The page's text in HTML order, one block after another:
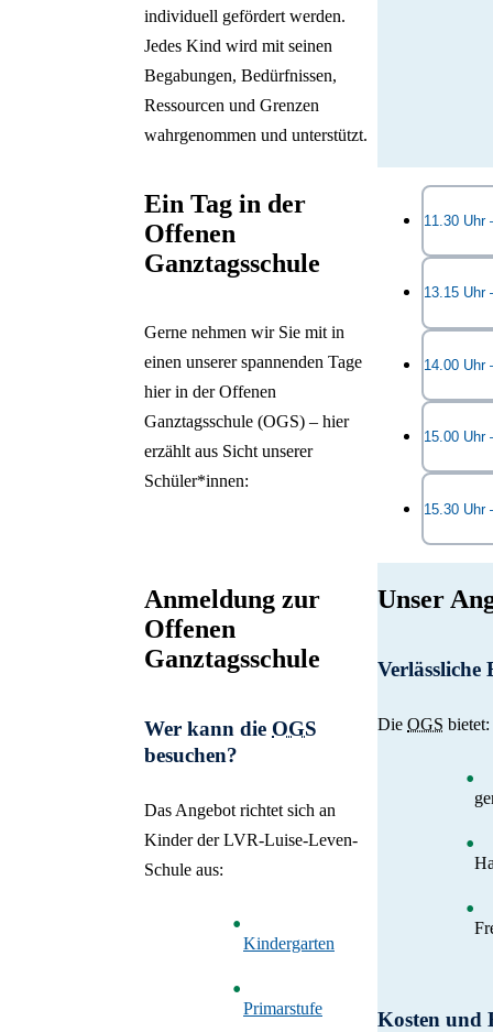
individuell gefördert werden.
Jedes Kind wird mit seinen
Begabungen, Bedürfnissen,
Ressourcen und Grenzen
wahrgenommen und unterstützt.
Ein Tag in der
Offenen
Ganztagsschule
Gerne nehmen wir Sie mit in
einen unserer spannenden Tage
hier in der Offenen
Ganztagsschule (OGS) – hier
erzählt aus Sicht unserer
Schüler*innen:
11.30 Uhr
Nach
so
zu Ende
der wir
die
einmal,
wo wir
13.15 Uhr
Mittags
Essen
sodass
etwas
Das
14.00 Uhr
Nach
auch
15.00 Uhr
Zum
kleinen
Gemüse
15.30 Uhr
abgeholt,
und
Anmeldung zur
Offenen
Ganztagsschule
Wer kann die OGS
besuchen?
Das Angebot richtet sich an
Kinder der LVR-Luise-Leven-
Schule aus:
Kindergarten
Primarstufe
Unser
Verlässliche
Die OGS bietet:
Kosten und